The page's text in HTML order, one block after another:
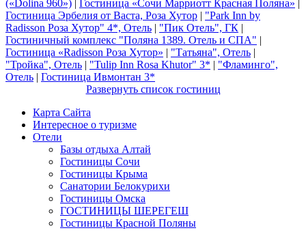
(«Dolina 960») Гостиница «Сочи Марриотт Красная Поляна»
Гостиница Эрбелия от Васта, Роза Хутор | "Park Inn by
Radisson Роза Хутор" 4*, Отель | "Пик Отель", ГК |
Гостиничный комплекс "Поляна 1389. Отель и СПА" |
Гостиница «Radisson Роза Хутор» | "Татьяна", Отель |
"Тройка", Отель | "Tulip Inn Rosa Khutor" 3* | "Фламинго",
Отель | Гостиница Ивмонтан 3*
Развернуть список гостиниц
Карта Сайта
Интересное о туризме
Отели
Базы отдыха Алтай
Гостиницы Сочи
Гостиницы Крыма
Санатории Белокурихи
Гостиницы Омска
ГОСТИНИЦЫ ШЕРЕГЕШ
Гостиницы Красной Поляны